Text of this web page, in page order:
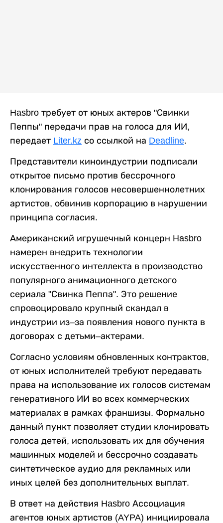
Hasbro требует от юных актеров "Свинки
Пеппы" передачи прав на голоса для ИИ,
передает Liter.kz со ссылкой на Deadline.
Представители киноиндустрии подписали
открытое письмо против бессрочного
клонирования голосов несовершеннолетних
артистов, обвинив корпорацию в нарушении
принципа согласия.
Американский игрушечный концерн Hasbro
намерен внедрить технологии
искусственного интеллекта в производство
популярного анимационного детского
сериала "Свинка Пеппа". Это решение
спровоцировало крупный скандал в
индустрии из–за появления нового пункта в
договорах с детьми–актерами.
Согласно условиям обновленных контрактов,
от юных исполнителей требуют передавать
права на использование их голосов системам
генеративного ИИ во всех коммерческих
материалах в рамках франшизы. Формально
данный пункт позволяет студии клонировать
голоса детей, использовать их для обучения
машинных моделей и бессрочно создавать
синтетическое аудио для рекламных или
иных целей без дополнительных выплат.
В ответ на действия Hasbro Ассоциация
агентов юных артистов (AYPA) инициировала